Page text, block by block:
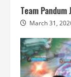
Team
March 31,